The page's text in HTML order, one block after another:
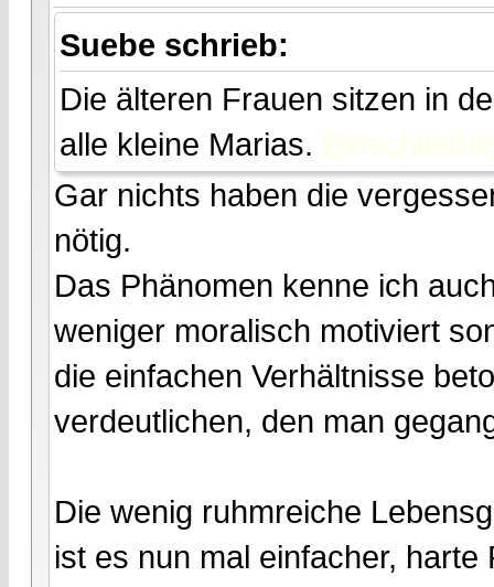
Suebe schrieb:
Die älteren Frauen sitzen in
alle kleine Marias.
Gar nichts haben die
nötig.
Das Phänomen kenne ich
weniger moralisch motiviert
die einfachen Verhältnisse
verdeutlichen, den man
Die wenig ruhmreiche
ist es nun mal einfacher,